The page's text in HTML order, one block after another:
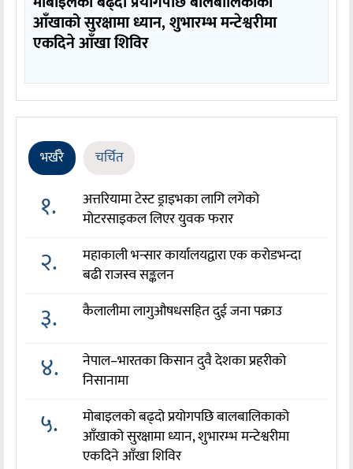
आँखाको सुरक्षामा ध्यान, शुभारम्भ मन्टेश्वरीमा
एकदिने आँखा शिविर
भर्खरै चर्चित
१.
अत्तरियामा टेस्ट ड्राइभका लागि लगेको
मोटरसाइकल लिएर युवक फरार
२.
महाकाली भन्सार कार्यालयद्वारा एक करोडभन्दा
बढी राजस्व सङ्कलन
३. कैलालीमा लागुऔषधसहित दुई जना पक्राउ
४.
नेपाल–भारतका किसान दुवै देशका प्रहरीको
निसानामा
५.
मोबाइलको बढ्दो प्रयोगपछि बालबालिकाको
आँखाको सुरक्षामा ध्यान, शुभारम्भ मन्टेश्वरीमा
एकदिने आँखा शिविर